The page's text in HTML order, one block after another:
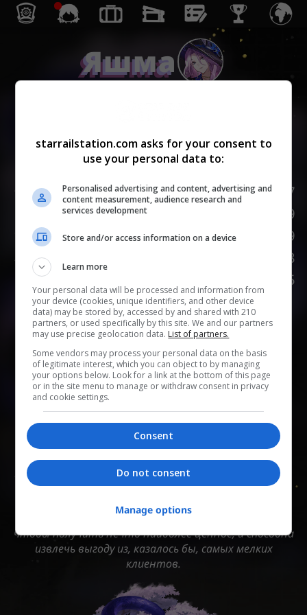
Яшма
НР
147
Сила атаки
89
Защита
69
Скорость
103
НАСМЕШКА
75
Add to Planner
ТОП-менеджер отдела стратегических инвестиций
Корпорации межзвёздного мира, одна из Десяти
каменных сердец. Её опорный камень - яшма долга.
Изящная и расчётливая заимодательница, которая
превосходно разбирается в тонкостях
человеческого сознания. Её личное увлечение -
ломбард «Добрая яшма». Готова терпеливо ждать,
чтобы получить нечто наиболее ценное, и способна
извлечь выгоду из, казалось бы, самых мелких
клиентов.
starrailstation.com asks for your consent to
use your personal data to:
Personalised advertising and content, advertising and
content measurement, audience research and
services development
Store and/or access information on a device
Learn more
Your personal data will be processed and information from
your device (cookies, unique identifiers, and other device
data) may be stored by, accessed by and shared with 210
partners, or used specifically by this site. We and our partners
may use precise geolocation data. List of partners.
Some vendors may process your personal data on the basis
of legitimate interest, which you can object to by managing
your options below. Look for a link at the bottom of this page
or in the site menu to manage or withdraw consent in privacy
and cookie settings.
Consent
Do not consent
Manage options